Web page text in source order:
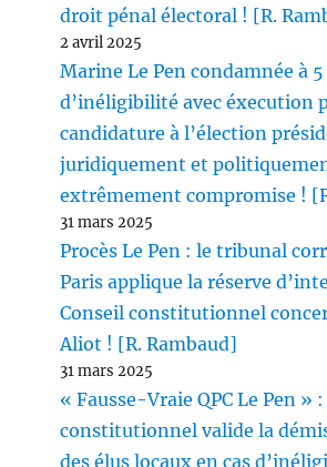
droit pénal électoral ! [R.
2 avril 2025
Marine Le Pen condamnée à
d’inéligibilité avec éxecution
candidature à l’élection
juridiquement et
extrêmement compromise !
31 mars 2025
Procès Le Pen : le tribunal
Paris applique la réserve
Conseil constitutionnel
Aliot ! [R. Rambaud]
31 mars 2025
« Fausse-Vraie QPC Le Pen »
constitutionnel valide la
des élus locaux en cas